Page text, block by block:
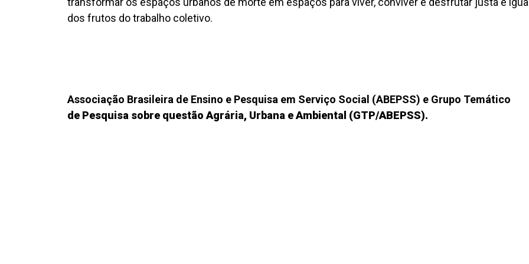
dos frutos do trabalho coletivo.
Associação Brasileira de Ensino e Pesquisa em Serviço Social (ABEPSS) e Grupo Temático
de Pesquisa sobre questão Agrária, Urbana e Ambiental (GTP/ABEPSS).